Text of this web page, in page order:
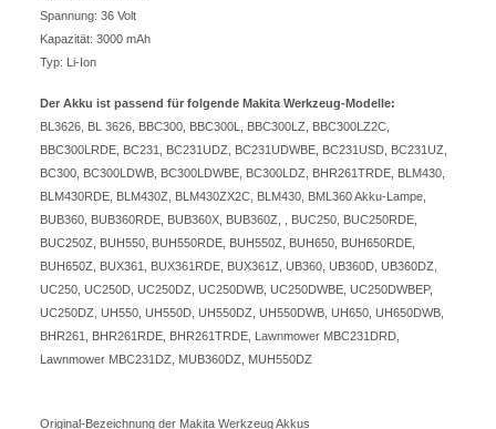
Spannung: 36 Volt
Kapazität: 3000 mAh
Typ: Li-Ion
Der Akku ist passend für folgende Makita Werkzeug-Modelle:
BL3626, BL 3626, BBC300, BBC300L, BBC300LZ, BBC300LZ2C,
BBC300LRDE, BC231, BC231UDZ, BC231UDWBE, BC231USD, BC231UZ,
BC300, BC300LDWB, BC300LDWBE, BC300LDZ, BHR261TRDE, BLM430,
BLM430RDE, BLM430Z, BLM430ZX2C, BLM430, BML360 Akku-Lampe,
BUB360, BUB360RDE, BUB360X, BUB360Z, , BUC250, BUC250RDE,
BUC250Z, BUH550, BUH550RDE, BUH550Z, BUH650, BUH650RDE,
BUH650Z, BUX361, BUX361RDE, BUX361Z, UB360, UB360D, UB360DZ,
UC250, UC250D, UC250DZ, UC250DWB, UC250DWBE, UC250DWBEP,
UC250DZ, UH550, UH550D, UH550DZ, UH550DWB, UH650, UH650DWB,
BHR261, BHR261RDE, BHR261TRDE, Lawnmower MBC231DRD,
Lawnmower MBC231DZ, MUB360DZ, MUH550DZ
Original-Bezeichnung der Makita Werkzeug Akkus